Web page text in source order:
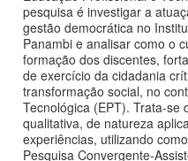
pesquisa é investigar a
gestão democrática no
Panambi e analisar como o
formação dos discentes,
de exercício da cidadania
transformação social, no
Tecnológica (EPT). Trata-se
qualitativa, de natureza
experiências, utilizando
Pesquisa Convergente-